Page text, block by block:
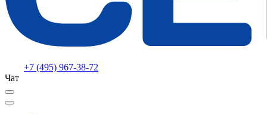
+7 (495) 967-38-72
Чат